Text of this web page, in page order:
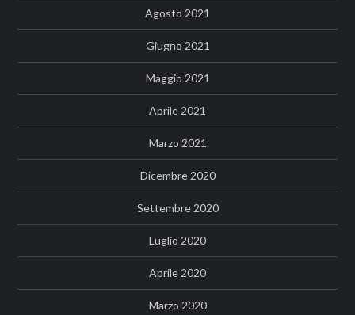
Agosto 2021
Giugno 2021
Maggio 2021
Aprile 2021
Marzo 2021
Dicembre 2020
Settembre 2020
Luglio 2020
Aprile 2020
Marzo 2020